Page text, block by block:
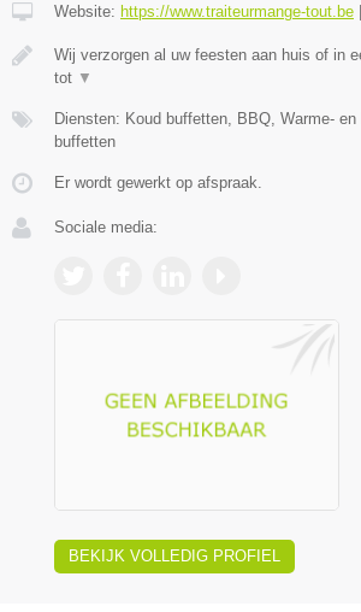
Website: https://www.traiteurmange-tout.be
Wij verzorgen al uw feesten aan huis of in
tot ▼
Diensten: Koud buffetten, BBQ, Warme-
buffetten
Er wordt gewerkt op afspraak.
Sociale media:
BEKIJK VOLLEDIG PROFIEL